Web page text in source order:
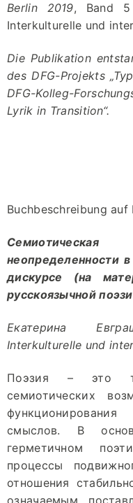
Berlin 2019, Band 5
Interkulturelle und
Die Publikation
des DFG-Projekts
DFG-Kolleg-
Lyrik in Transition“.
Buchbeschreibung auf
неопределенности
дискурсе (на
русскоязычной
Екатерина
Interkulturelle und
Поэзия – это
семиотических
смыслов. В
герметичном
процессы
отношения
означаемым